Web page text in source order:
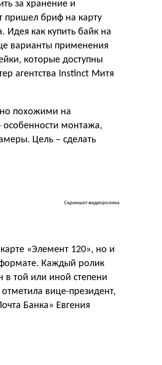
за хранение и
пришел бриф на карту
Идея как купить байк на
варианты применения
которые доступны
агентства Instinct Митя
похожими на
монтажа,
Цель – сделать
Скриншот видеоролика
«Элемент 120», но и
формате. Каждый ролик
в той или иной степени
вице-президент,
Банка» Евгения